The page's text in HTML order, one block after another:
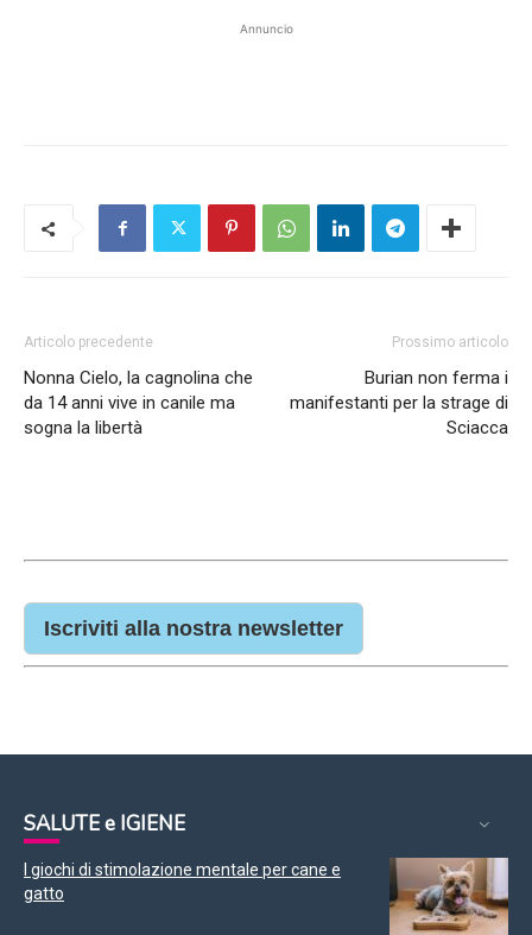
Annuncio
Articolo precedente
Nonna Cielo, la cagnolina che
da 14 anni vive in canile ma
sogna la libertà
Prossimo articolo
Burian non ferma i
manifestanti per la strage di
Sciacca
Iscriviti alla nostra newsletter
SALUTE e IGIENE
I giochi di stimolazione mentale per cane e
gatto